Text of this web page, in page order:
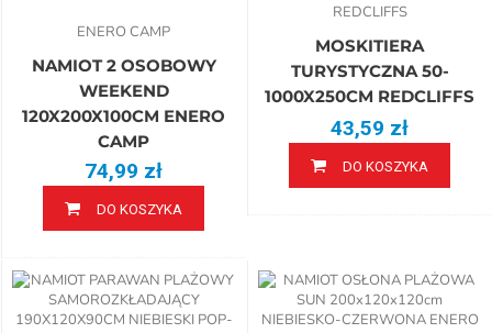
ENERO CAMP
NAMIOT 2 OSOBOWY
WEEKEND
120X200X100CM ENERO
CAMP
74,99 zł
DO KOSZYKA
REDCLIFFS
MOSKITIERA
TURYSTYCZNA 50-
1000X250CM REDCLIFFS
43,59 zł
DO KOSZYKA